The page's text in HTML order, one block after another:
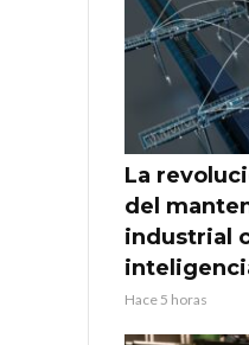
La
del
industrial
Hace 5 horas